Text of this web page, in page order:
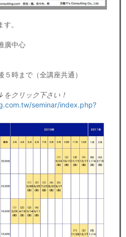
。
廣中心
時まで（全講座共通）
クリック下さい！
seminar/index.php?